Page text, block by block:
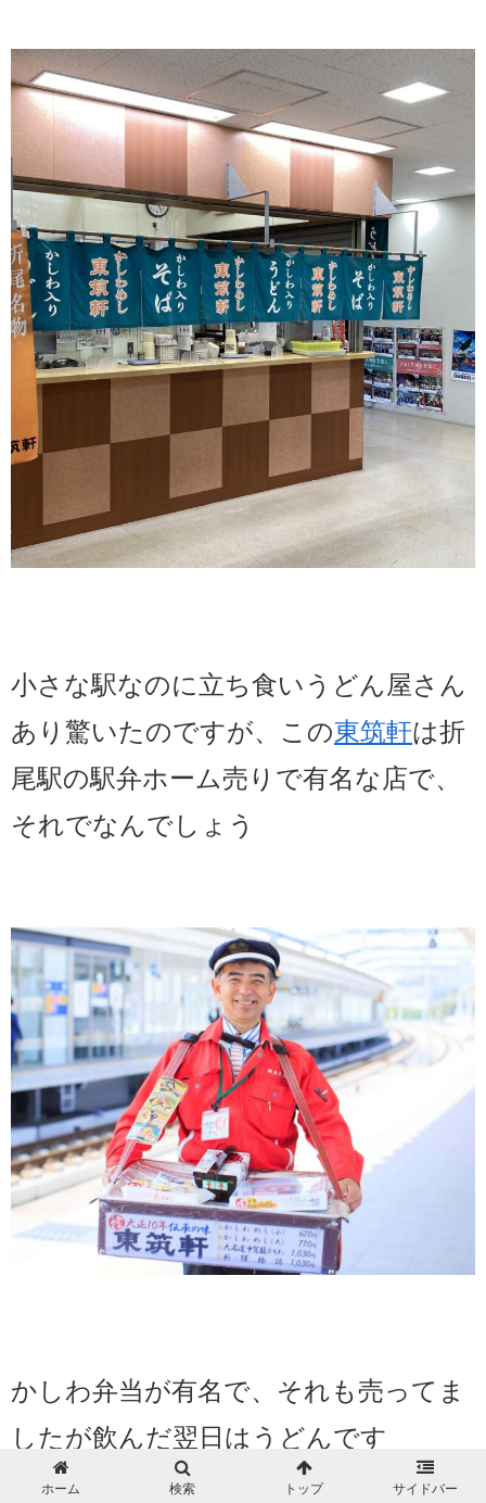
小さな駅なのに立ち食いうどん屋さん
あり驚いたのですが、この東筑軒は折
尾駅の駅弁ホーム売りで有名な店で、
それでなんでしょう
かしわ弁当が有名で、それも売ってま
したが飲んだ翌日はうどんです
ホーム 検索 トップ サイドバー